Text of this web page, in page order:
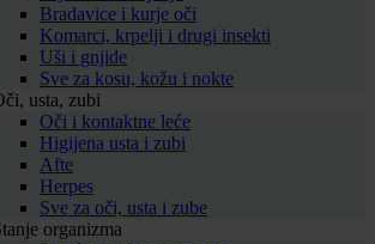
Bradavice i kurje oči
Komarci, krpelji i drugi insekti
Uši i gnjide
Sve za kosu, kožu i nokte
usta, zubi
Oči i kontaktne leće
Higijena usta i zubi
Afte
Herpes
Sve za oči, usta i zube
organizma